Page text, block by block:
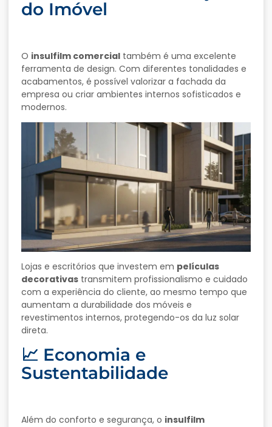
do Imóvel
O insulfilm comercial também é uma excelente
ferramenta de design. Com diferentes tonalidades e
acabamentos, é possível valorizar a fachada da
empresa ou criar ambientes internos sofisticados e
modernos.
Lojas e escritórios que investem em películas
decorativas transmitem profissionalismo e cuidado
com a experiência do cliente, ao mesmo tempo que
aumentam a durabilidade dos móveis e
revestimentos internos, protegendo-os da luz solar
direta.
📈 Economia e
Sustentabilidade
Além do conforto e segurança, o insulfilm